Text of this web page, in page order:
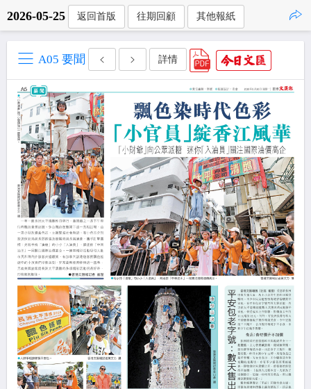
2026-05-25 返回首版 往期回顧 其他報紙
A05 要聞 詳情